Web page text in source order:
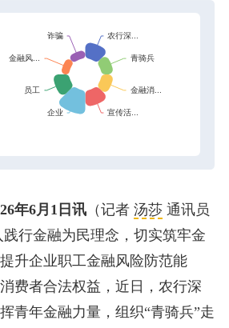
年6月1日讯（记者 汤莎通讯员
行金融为民理念，切实筑牢金
升企业职工金融风险防范能
费者合法权益，近日，农行深
青年金融力量，组织“青骑兵”走